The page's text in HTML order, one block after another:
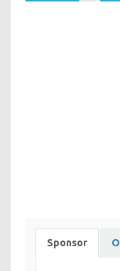
Life Park ile ilgili
Sponsor